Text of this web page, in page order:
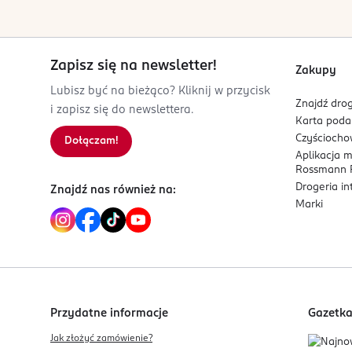
Zapisz się na newsletter!
Lubisz być na bieżąco? Kliknij w przycisk
i zapisz się do newslettera.
Dołączam!
Znajdź nas również na:
Zakupy
Znajdź
Karta
Aplikacja
Rossmann
Drogeria
Marki
Przydatne informacje
Jak złożyć zamówienie?
Gazetka